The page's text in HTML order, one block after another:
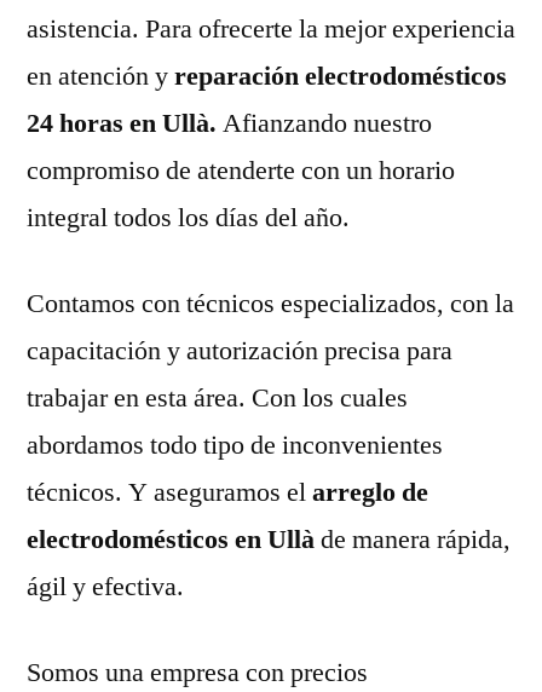
asistencia. Para ofrecerte la mejor experiencia
en atención yreparación electrodomésticos
24 horas en Ullà. Afianzando nuestro
compromiso de atenderte con un horario
integral todos los días del año.
Contamos con técnicos especializados, con la
capacitación y autorización precisa para
trabajar en esta área. Con los cuales
abordamos todo tipo de inconvenientes
técnicos. Y aseguramos elarreglo de
electrodomésticos en Ullàde manera rápida,
ágil y efectiva.
Somos una empresa con precios